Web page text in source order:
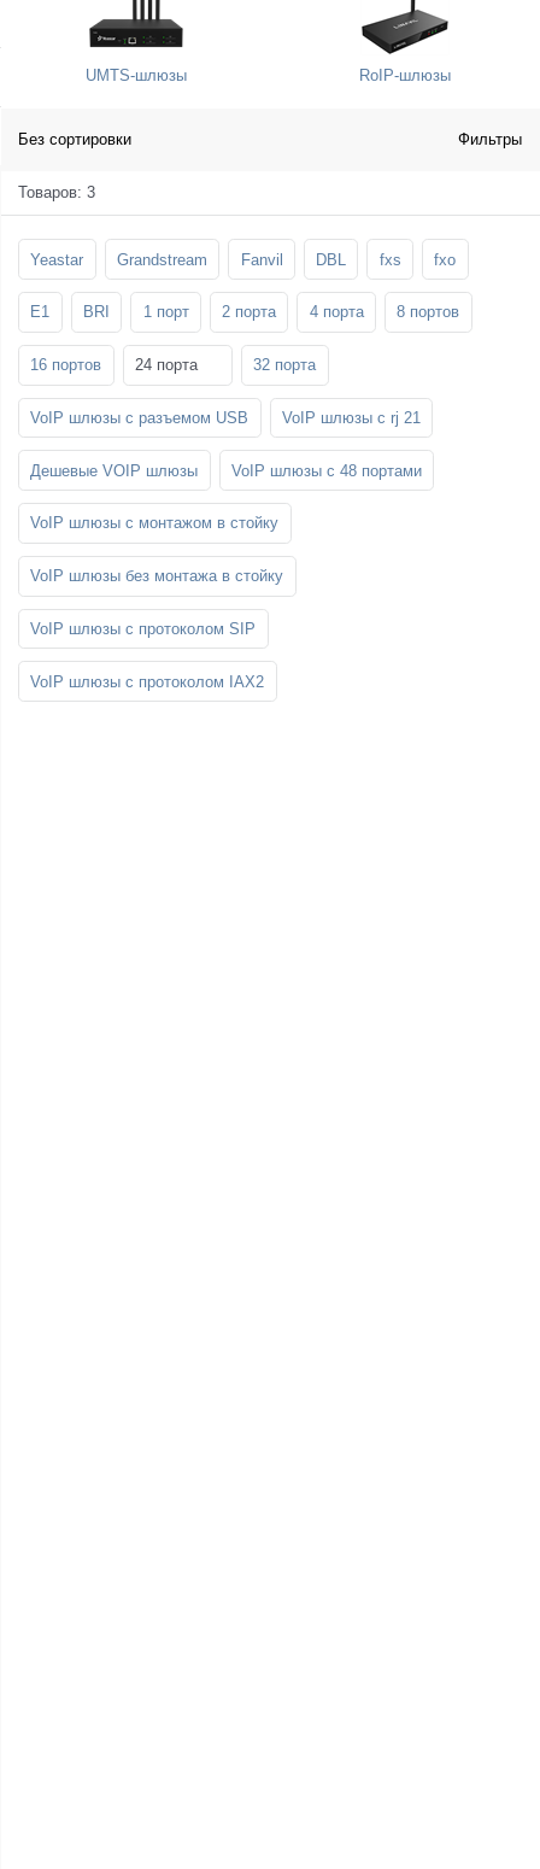
UMTS-шлюзы RoIP-шлюзы
Без сортировки Фильтры
Товаров: 3
Yeastar Grandstream Fanvil DBL fxs fxo
E1 BRI 1 порт 2 порта 4 порта 8 портов
16 портов 24 порта 32 порта
VoIP шлюзы с разъемом USB VoIP шлюзы с rj 21
Дешевые VOIP шлюзы VoIP шлюзы с 48 портами
VoIP шлюзы с монтажом в стойку
VoIP шлюзы без монтажа в стойку
VoIP шлюзы с протоколом SIP
VoIP шлюзы с протоколом IAX2
Стойки и крепления для панелей и
телевизоров
Шахтные телефоны
SFP-модули
3G/4G LTE и ADSL модемы
Мобильные телефоны